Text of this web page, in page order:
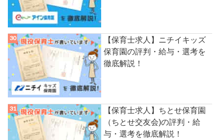
【保育士求人】ニチイキッズ
保育園の評判・給与・選考を
徹底解説！
【保育士求人】ちとせ保育園
（ちとせ交友会)の評判・給
与・選考を徹底解説！